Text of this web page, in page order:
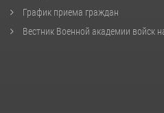
График приема граждан
Вестник Военной академии войск